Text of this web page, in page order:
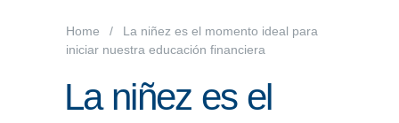
MAPA
Home
La niñez es el momento ideal para
iniciar nuestra educación financiera
La niñez es el